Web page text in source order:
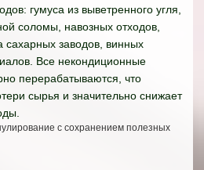
гумуса из выветренного угля,
соломы, навозных отходов,
сахарных заводов, винных
Все некондиционные
перерабатываются, что
сырья и значительно снижает
с сохранением полезных